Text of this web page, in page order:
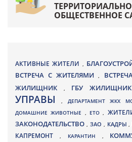
ОБЩЕСТВЕННОЕ
АКТИВНЫЕ ЖИТЕЛИ ,
ВСТРЕЧА С ЖИТЕЛЯМИ,
ЖИЛИЩНИК
, ГБУ
УПРАВЫ, ДЕПАРТАМЕНТ ЖКХ
ДОМАШНИЕ ЖИВОТНЫЕ , ЕТО,
ЗАКОНОДАТЕЛЬСТВО , ЗАО , КАДРЫ,
КАПРЕМОНТ , КАРАНТИН ,